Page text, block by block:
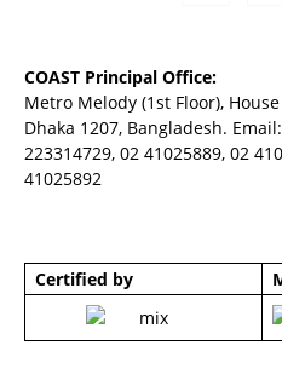
COAST Principal Office:
Metro Melody (1st Floor),
Dhaka 1207, Bangladesh. Email:
223314729, 02 41025889, 02
41025892
Certified by